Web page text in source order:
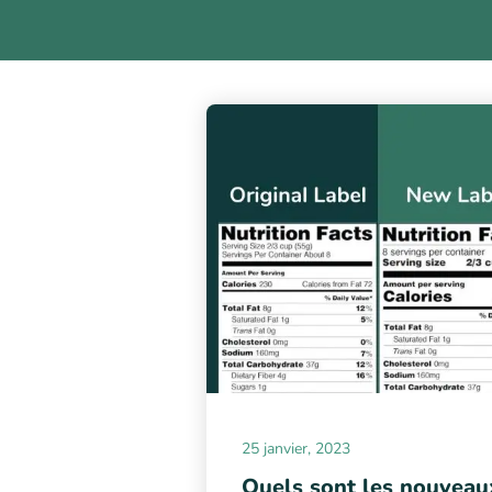
25 janvier, 2023